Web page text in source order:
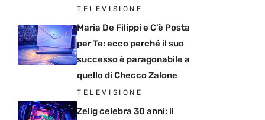
TELEVISIONE
Maria De Filippi e C’è Posta
per Te: ecco perché il suo
successo è paragonabile a
quello di Checco Zalone
TELEVISIONE
Zelig celebra 30 anni: il